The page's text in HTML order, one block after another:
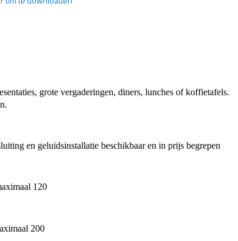
grote vergaderingen, diners, lunches of koffietafels.
en geluidsinstallatie beschikbaar en in prijs begrepen
120
200